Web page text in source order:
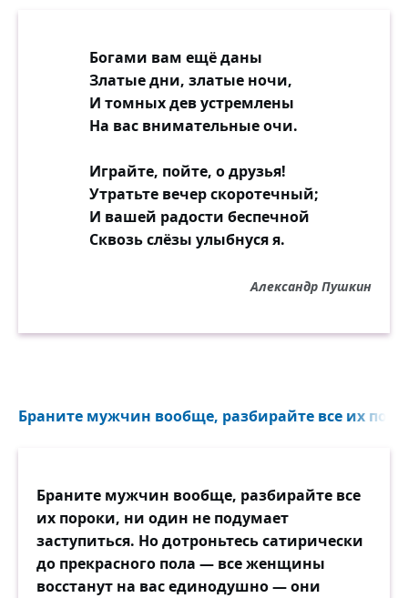
Богами вам ещё даны
Златые дни, златые ночи,
И томных дев устремлены
На вас внимательные очи.
Играйте, пойте, о друзья!
Утратьте вечер скоротечный;
И вашей радости беспечной
Сквозь слёзы улыбнуся я.
Александр Пушкин
Браните мужчин вообще, разбирайте все их
Браните мужчин вообще, разбирайте все
их пороки, ни один не подумает
заступиться. Но дотроньтесь сатирически
до прекрасного пола — все женщины
восстанут на вас единодушно — они